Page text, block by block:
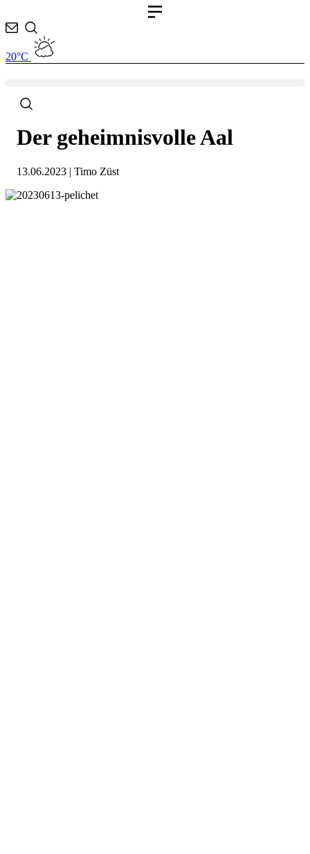
Inhalt
springen
20°C
Der geheimnisvolle Aal
13.06.2023 | Timo Züst